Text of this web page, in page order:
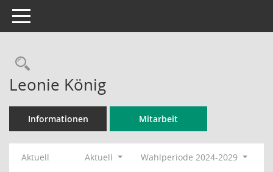
Toggle navigation
Rechercheauswahl
Leonie König
Informationen Mitarbeit
Aktuell Aktuell
Wahlperiode 2024-2029